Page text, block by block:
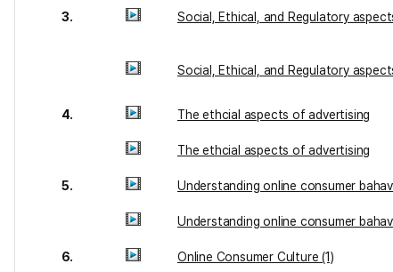
3. Social, Ethical, and Regulatory
Social, Ethical, and Regulatory
4. The ethcial aspects of advertising
The ethcial aspects of advertising
5. Understanding online consumer
Understanding online consumer
6. Online Consumer Culture (1)